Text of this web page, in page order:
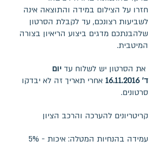
חזרו על הצילום במידה והתוצאה אינה
לשביעות רצונכם, עד לקבלת הסרטון
שלהבנתכם מדגים ביצוע הריאיון בצורה
המיטבית.
את הסרטון יש לשלוח עד יום
ד' 16.11.2016 אחרי תאריך זה לא יבדקו
סרטונים.
קריטריונים להערכה והרכב הציון
5% - עמידה בהנחיות המטלה: איכות